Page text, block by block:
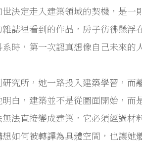
世決定走入建築領域的契機，是
雜誌裡看到的作品，房子彷彿懸
時，第一次認真想像自己未來的
研究所，她一路投入建築學習，
白，建築並不是從圖面開始，
無法直接變成建築，它必須經過
想如何被轉譯為具體空間，也讓